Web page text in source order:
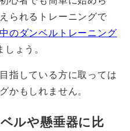
られるトレーニングで
のダンベルトレーニング
ょう。
指している方に取っては
かもしれません。
ルや懸垂器に比